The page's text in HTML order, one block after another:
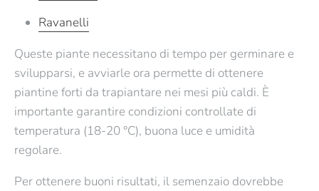
Ravanelli
Queste piante necessitano di tempo per germinare e
svilupparsi, e avviarle ora permette di ottenere
piantine forti da trapiantare nei mesi più caldi. È
importante garantire condizioni controllate di
temperatura (18-20 °C), buona luce e umidità
regolare.
Per ottenere buoni risultati, il semenzaio dovrebbe